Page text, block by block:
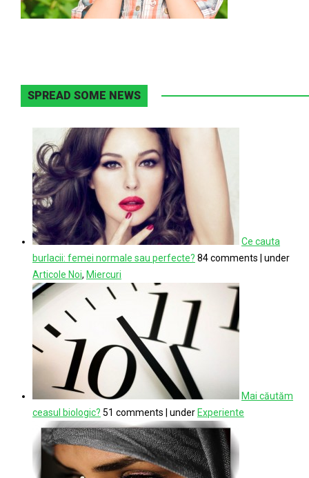
SPREAD SOME NEWS
Ce cauta
burlacii: femei normale sau perfecte? 84 comments
under
Articole Noi, Miercuri
Mai căutăm
ceasul biologic? 51 comments under Experiente